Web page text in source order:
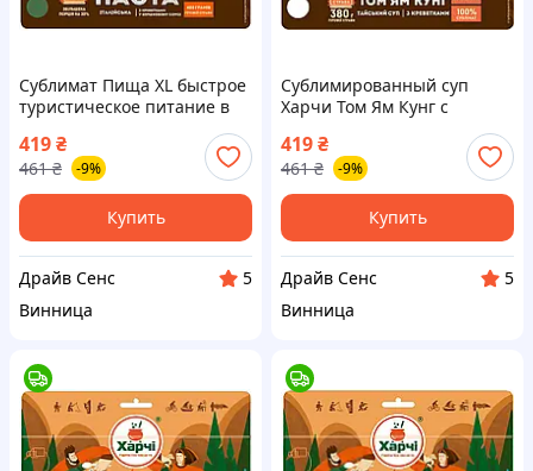
Сублимат Пища XL быстрое
туристическое питание в
герметичном дойпаке, 20%
больше порции 7930-DS
419₴
461 ₴ -9%
Купить
Драйв Сенс
5
Винница
Сублимированный суп
Харчи Том Ям Кунг с
туристический в
герметичном пакете 100 г
7930-DS
419₴
461 ₴ -9%
Купить
Драйв Сенс
5
Винница